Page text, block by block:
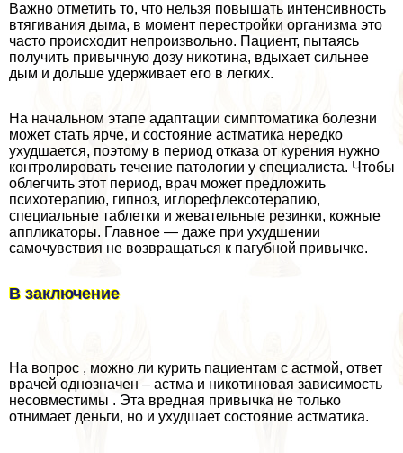
Важно отметить то, что нельзя повышать интенсивность
втягивания дыма, в момент перестройки организма это
часто происходит непроизвольно. Пациент, пытаясь
получить привычную дозу никотина, вдыхает сильнее
дым и дольше удерживает его в легких.
На начальном этапе адаптации симптоматика болезни
может стать ярче, и состояние астматика нередко
ухудшается, поэтому в период отказа от курения нужно
контролировать течение патологии у специалиста. Чтобы
облегчить этот период, врач может предложить
психотерапию, гипноз, иглорефлексотерапию,
специальные таблетки и жевательные резинки, кожные
аппликаторы. Главное — даже при ухудшении
самочувствия не возвращаться к пагубной привычке.
В заключение
На вопрос , можно ли курить пациентам с астмой, ответ
врачей однозначен – астма и никотиновая зависимость
несовместимы . Эта вредная привычка не только
отнимает деньги, но и ухудшает состояние астматика.